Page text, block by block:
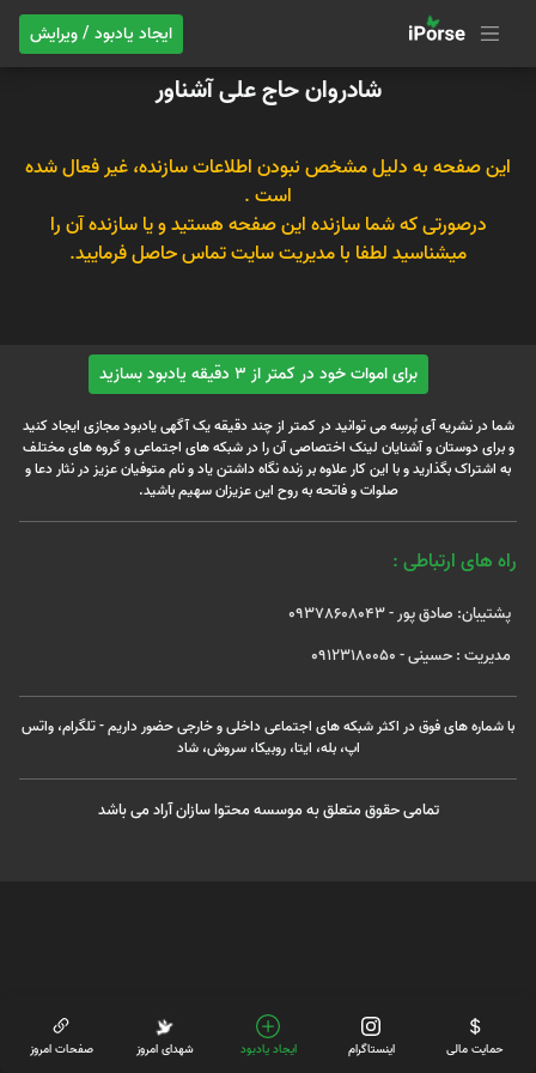
ایجاد یادبود / ویرایش
شادروان حاج علی آشناور
این صفحه به دلیل مشخص نبودن اطلاعات سازنده، غیر فعال شده
است .
درصورتی که شما سازنده این صفحه هستید و یا سازنده آن را
میشناسید لطفا با مدیریت سایت تماس حاصل فرمایید.
برای اموات خود در کمتر از 3 دقیقه یادبود بسازید
شما در نشریه آی پُرسِه می توانید در کمتر از چند دقیقه یک آگهی یادبود مجازی ایجاد کنید
و برای دوستان و آشنایان لینک اختصاصی آن را در شبکه های اجتماعی و گروه های مختلف
به اشتراک بگذارید و با این کار علاوه بر زنده نگاه داشتن یاد و نام متوفیان عزیز در نثار دعا و
صلوات و فاتحه به روح این عزیزان سهیم باشید.
راه های ارتباطی :
پشتیبان: صادق پور - 09378608043
مدیریت : حسینی - 09123180050
با شماره های فوق در اکثر شبکه های اجتماعی داخلی و خارجی حضور داریم - تلگرام، واتس
اپ، بله، ایتا، روبیکا، سروش، شاد
تمامی حقوق متعلق به موسسه محتوا سازان آراد می باشد
حمایت مالی اینستاگرام ایجاد یادبود شهدای امروز صفحات امروز